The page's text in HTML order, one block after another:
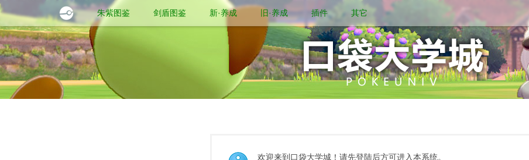
朱紫图鉴 剑盾图鉴 新·养成 旧·养成 插件 其它
欢迎来到口袋大学城！请先登陆后方可进入本系统。